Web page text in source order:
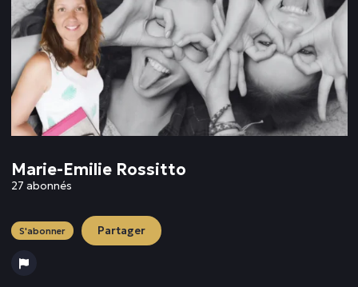
Marie-Emilie Rossitto
27 abonnés
S'abonner Partager